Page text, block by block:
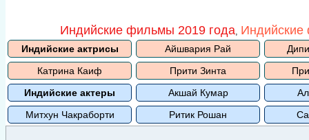
Индийские фильмы 2019 года,
Индийские актрисы Айшвария Рай
Катрина Каиф
Прити Зинта
Индийские актеры
Акшай Кумар
Митхун Чакраборти
Ритик Рошан